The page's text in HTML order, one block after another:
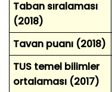
Taban sıralaması
(2018)
Tavan puanı (2018)
TUS temel bilimler
ortalaması (2017)